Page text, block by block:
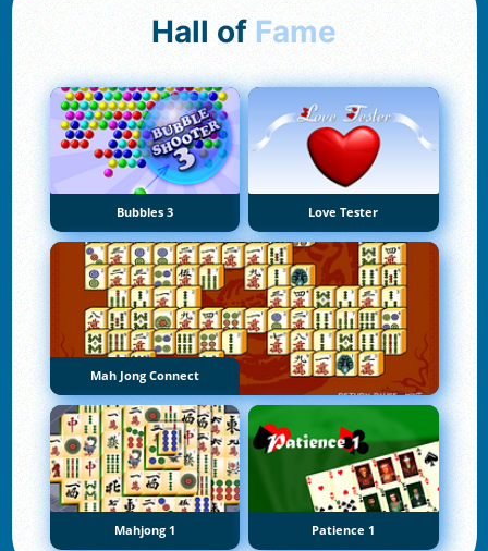
Hall of Fame
Bubbles 3 Love Tester
Mah Jong Connect
Mahjong 1 Patience 1